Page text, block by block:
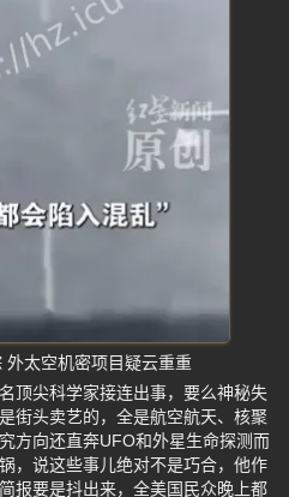
太空机密项目疑云重重
顶尖科学家接连出事，要么神秘失
街头卖艺的，全是航空航天、核聚
方向还直奔UFO和外星生命探测而
，说这些事儿绝对不是巧合，他作
报要是抖出来，全美国民众晚上都